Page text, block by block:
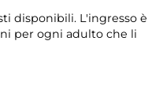
disponibili. L'ingresso è
per ogni adulto che li